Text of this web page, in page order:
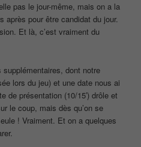
pas le jour-même, mais on a la
après pour être candidat du jour.
Et là, c’est vraiment du
dont notre
lors du jeu) et une date nous ai
de présentation (10/15′) drôle et
le coup, mais dès qu’on se
! Vraiment. Et on a quelques